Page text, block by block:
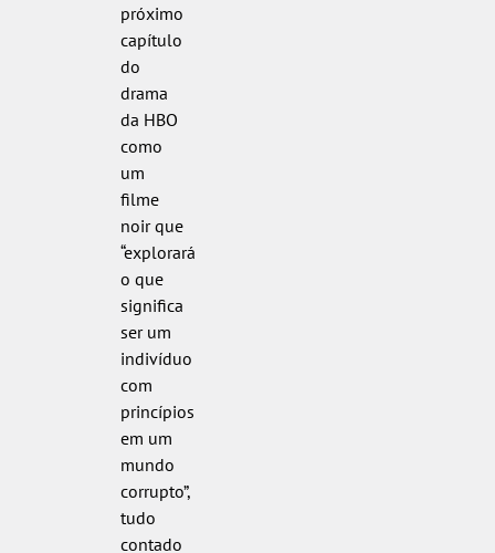
próximo
capítulo
do
drama
da HBO
como
um
filme
noir que
“explorará
o que
significa
ser um
indivíduo
com
princípios
em um
mundo
corrupto”,
tudo
contado